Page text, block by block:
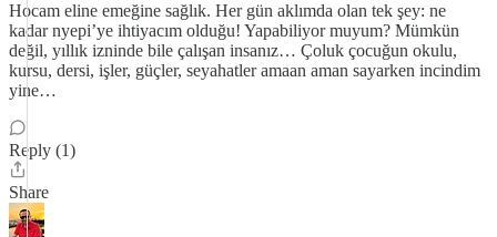
Hocam eline emeğine sağlık. Her gün aklımda olan tek şey: ne
kadar nyepi’ye ihtiyacım olduğu! Yapabiliyor muyum? Mümkün
değil, yıllık izninde bile çalışan insanız… Çoluk çocuğun okulu,
kursu, dersi, işler, güçler, seyahatler amaan aman sayarken incindim
yine…
Reply (1)
Share